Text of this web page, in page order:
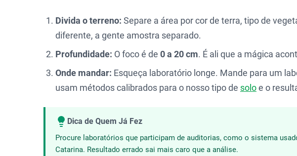
Divida o terreno: Separe a área por cor de terra, tipo de
diferente, a gente amostra separado.
Profundidade: O foco é de 0 a 20 cm. É ali que a mágica
Onde mandar: Esqueça laboratório longe. Mande para um
usam métodos calibrados para o nosso tipo de soloe o
Dica de Quem Já Fez
Procure laboratórios que participam de auditorias, como o sistema
Catarina. Resultado errado sai mais caro que a análise.